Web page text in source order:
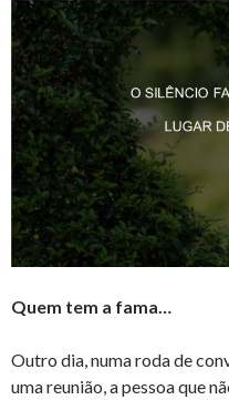
Quem tem a fama…
Outro dia, numa roda de
uma reunião, a pessoa que